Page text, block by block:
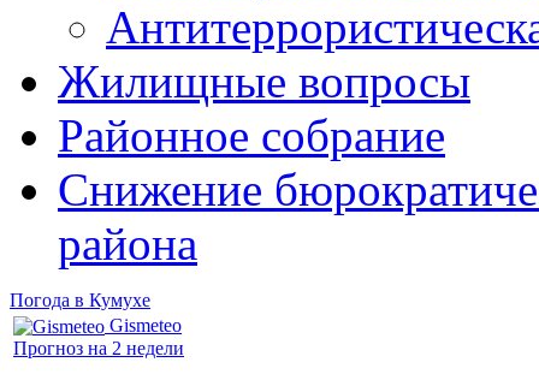
Жилищные вопросы
Районное собрание
Снижение
района
Погода в Кумухе
Gismeteo
Прогноз на 2 недели